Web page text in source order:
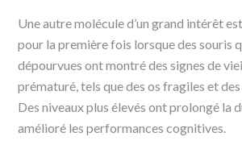
Une autre molécule d’un grand intérêt
pour la première fois lorsque des souris
dépourvues ont montré des signes de
prématuré, tels que des os fragiles et
Des niveaux plus élevés ont prolongé la
amélioré les performances cognitives.